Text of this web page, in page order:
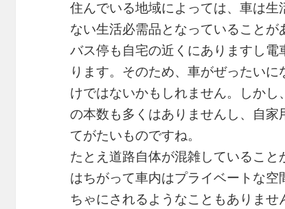
住んでいる地域によっては、車は
ない生活必需品となっていることが
バス停も自宅の近くにありますし
ります。そのため、車がぜったい
けではないかもしれません。しか
の本数も多くはありませんし、自
てがたいものですね。
たとえ道路自体が混雑しているこ
はちがって車内はプライベートな空
ちゃにされるようなこともありませ